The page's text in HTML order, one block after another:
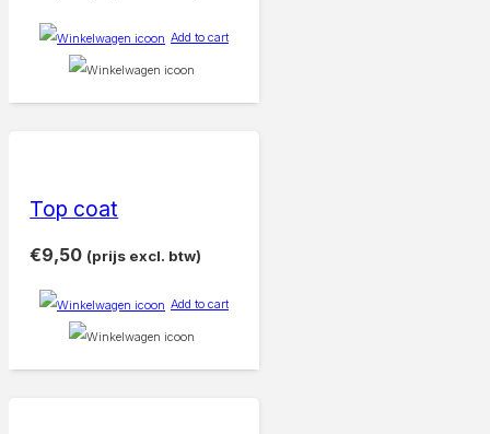
Add to cart
Top coat
€9,50 (prijs excl. btw)
Add to cart